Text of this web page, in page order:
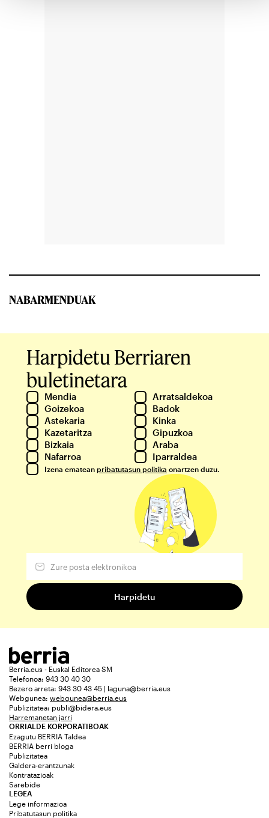
NABARMENDUAK
Harpidetu Berriaren
buletinetara
Mendia
Arratsaldekoa
Goizekoa
Badok
Astekaria
Kinka
Kazetaritza
Gipuzkoa
Bizkaia
Araba
Nafarroa
Iparraldea
Izena ematean pribatutasun politika onartzen duzu.
Berria.eus - Euskal Editorea SM
Telefonoa: 943 30 40 30
Bezero arreta: 943 30 43 45 | laguna@berria.eus
Webgunea: webgunea@berria.eus
Publizitatea: publi@bidera.eus
Harremanetan jarri
ORRIALDE KORPORATIBOAK
Ezagutu BERRIA Taldea
BERRIA berri bloga
Publizitatea
Galdera-erantzunak
Kontratazioak
Sarebide
LEGEA
Lege informazioa
Pribatutasun politika